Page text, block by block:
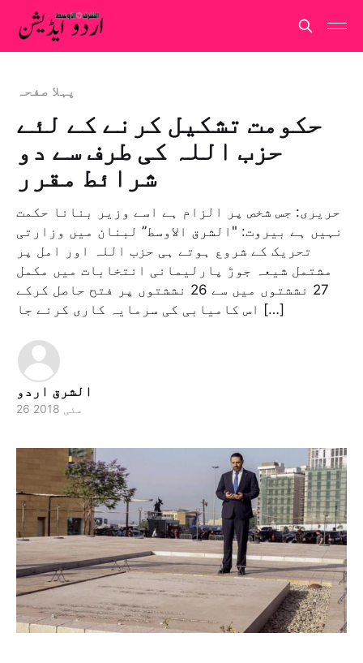
پہلا صفحہ
حکومت تشکیل کرنے کے لئے
حزب اللہ کی طرف سے دو
شرائط مقرر
حریری: جس شخص پر الزام ہے اسے وزیر بنانا حکمت
نہیں ہے بیروت: "الشرق الاوسط” لبنان میں وزارتی
تحریک کے شروع ہوتے ہی حزب اللہ اور امل پر
مشتمل شیعہ جوڑ پارلیمانی انتخابات میں مکمل
27 نششتوں میں سے 26 نششتوں پر فتح حاصل کرکے
اس کامیابی کی سرمایہ کاری کرنے جا […]
الشرق اردو
26 مئی 2018